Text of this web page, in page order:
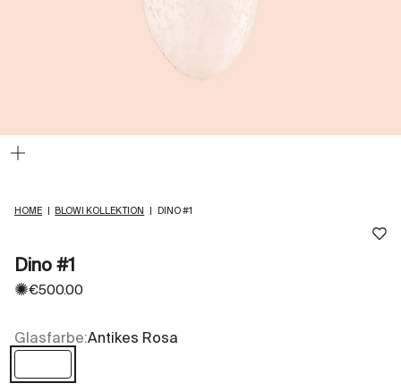
HOME BLOWI KOLLEKTION DINO #1
Dino #1
✺Angebot
€500.00
Glasfarbe:Antikes Rosa
Antikes Rosa